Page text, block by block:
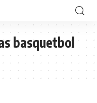
basquetbol